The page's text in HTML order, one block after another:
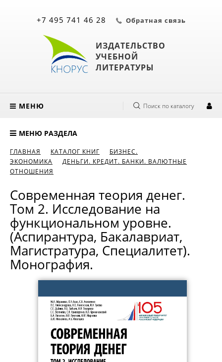
ИЗДАТЕЛЬСТВО
УЧЕБНОЙ
ЛИТЕРАТУРЫ
+7 495 741 46 28 Обратная связь
МЕНЮ Поиск по каталогу
МЕНЮ РАЗДЕЛА
ГЛАВНАЯ КАТАЛОГ КНИГ
БИЗНЕС.
ЭКОНОМИКА
ДЕНЬГИ. КРЕДИТ. БАНКИ. ВАЛЮТНЫЕ
ОТНОШЕНИЯ
Современная теория денег.
Том 2. Исследование на
функциональном уровне.
(Аспирантура, Бакалавриат,
Магистратура, Специалитет).
Монография.